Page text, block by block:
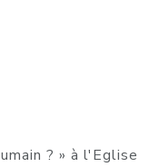
? » à l'Eglise